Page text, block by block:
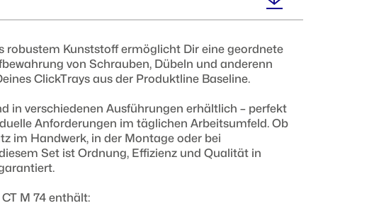
robustem Kunststoff ermöglicht Dir eine geordnete
von Schrauben, Dübeln und anderenn
ClickTrays aus der Produktline Baseline.
in verschiedenen Ausführungen erhältlich – perfekt
Anforderungen im täglichen Arbeitsumfeld. Ob
im Handwerk, in der Montage oder bei
Set ist Ordnung, Effizienz und Qualität in
M 74 enthält: